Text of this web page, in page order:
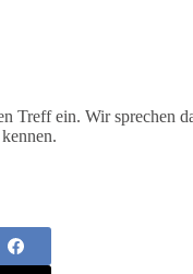
Treff ein. Wir sprechen